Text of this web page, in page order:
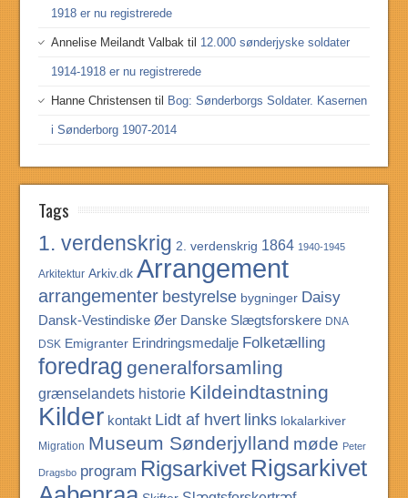
1918 er nu registrerede
Annelise Meilandt Valbak til 12.000 sønderjyske soldater
1914-1918 er nu registrerede
Hanne Christensen til Bog: Sønderborgs Soldater. Kasernen
i Sønderborg 1907-2014
Tags
1. verdenskrig 2. verdenskrig 1864 1940-1945
Arkitektur Arkiv.dk Arrangement
arrangementer bestyrelse bygninger Daisy
Dansk-Vestindiske Øer Danske Slægtsforskere DNA
DSK Emigranter Erindringsmedalje Folketælling
foredrag generalforsamling
grænselandets historie Kildeindtastning
Kilder kontakt Lidt af hvert links lokalarkiver
Migration Museum Sønderjylland møde Peter
Dragsbo program Rigsarkivet Rigsarkivet